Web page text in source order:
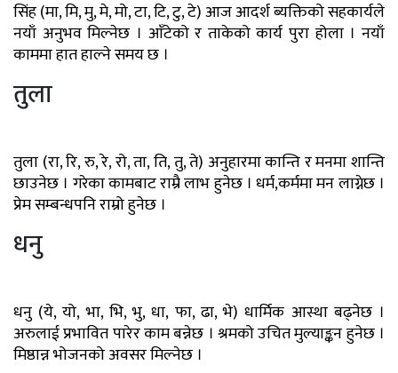
सिंह (मा, मि, मु, मे, मो, टा, टि, टु, टे) आज आदर्श ब्यक्तिको सहकार्यले
नयाँ अनुभव मिल्नेछ । आँटेको र ताकेको कार्य पुरा होला । नयाँ
काममा हात हाल्ने समय छ ।
तुला
तुला (रा, रि, रु, रे, रो, ता, ति, तु, ते) अनुहारमा कान्ति र मनमा शान्ति
छाउनेछ । गरेका कामबाट राम्रै लाभ हुनेछ । धर्म,कर्ममा मन लाग्नेछ ।
प्रेम सम्बन्धपनि राम्रो हुनेछ ।
धनु
धनु (ये, यो, भा, भि, भु, धा, फा, ढा, भे) धार्मिक आस्था बढ्नेछ ।
अरुलाई प्रभावित पारेर काम बन्नेछ । श्रमको उचित मुल्याङ्कन हुनेछ ।
मिष्ठान्न भोजनको अवसर मिल्नेछ ।